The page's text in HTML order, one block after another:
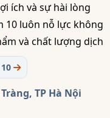
ích và sự hài lòng
10 luôn nỗ lực không
và chất lượng dịch
TP Hà Nội